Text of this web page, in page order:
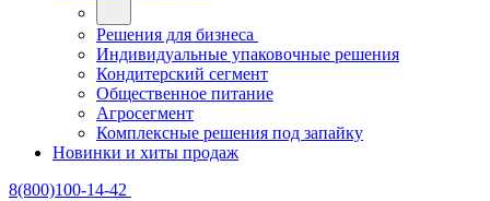
Решения для бизнеса
Индивидуальные упаковочные решения
Кондитерский сегмент
Общественное питание
Агросегмент
Комплексные решения под запайку
Новинки и хиты продаж
8(800)100-14-42